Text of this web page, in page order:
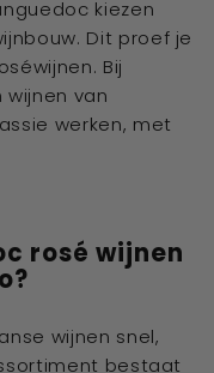
kiezen
Dit proef je
Bij
van
werken, met
rosé wijnen
wijnen snel,
bestaat